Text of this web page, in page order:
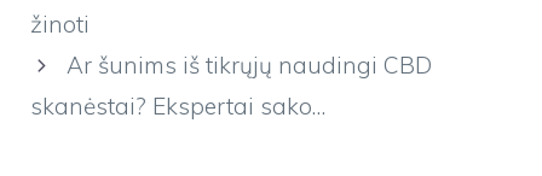
žinoti
Ar šunims iš tikrųjų naudingi CBD
skanėstai? Ekspertai sako…